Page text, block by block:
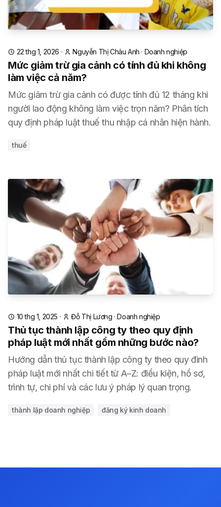
22 thg 1, 2026 · Nguyễn Thị Châu Anh · Doanh nghiệp
Mức giảm trừ gia cảnh có tính đủ khi không
làm việc cả năm?
Mức giảm trừ gia cảnh có được tính đủ 12 tháng khi
người lao động không làm việc trọn năm? Phân tích
quy định pháp luật thuế thu nhập cá nhân hiện hành.
thuế
10 thg 1, 2025 · Đỗ Thị Lương ·Doanh nghiệp
Thủ tục thành lập công ty theo quy định
pháp luật mới nhất gồm những bước nào?
Hướng dẫn thủ tục thành lập công ty theo quy đinh
pháp luật mới nhất chi tiết từ A–Z: điều kiện, hồ sơ,
trình tự, chi phí và các lưu ý pháp lý quan trọng.
thành lập doanh nghiệp đăng ký kinh doanh